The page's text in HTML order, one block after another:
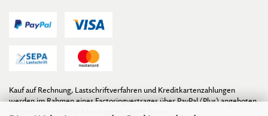
Kauf auf Rechnung, Lastschriftverfahren und Kreditkartenzahlungen
werden im Rahmen eines Factoringvertrages über PayPal (Plus) angeboten,